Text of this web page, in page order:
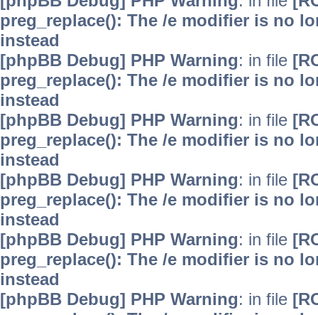
preg_replace(): The /e modifier is no
instead
[phpBB Debug] PHP Warning: in file
preg_replace(): The /e modifier is no
instead
[phpBB Debug] PHP Warning: in file
preg_replace(): The /e modifier is no
instead
[phpBB Debug] PHP Warning: in file
preg_replace(): The /e modifier is no
instead
[phpBB Debug] PHP Warning: in file
preg_replace(): The /e modifier is no
instead
[phpBB Debug] PHP Warning: in file